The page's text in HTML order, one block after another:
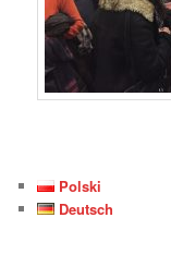
Polski
Deutsch